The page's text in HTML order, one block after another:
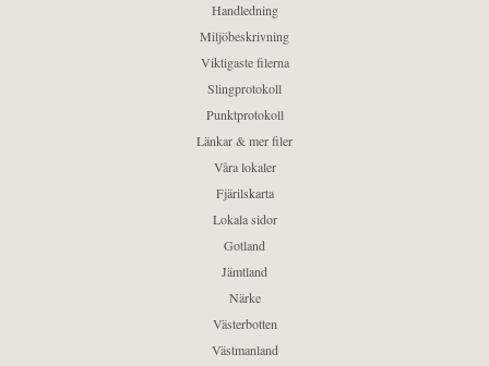
Handledning
Miljöbeskrivning
Viktigaste filerna
Slingprotokoll
Punktprotokoll
Länkar & mer filer
Våra lokaler
Fjärilskarta
Lokala sidor
Gotland
Jämtland
Närke
Västerbotten
Västmanland